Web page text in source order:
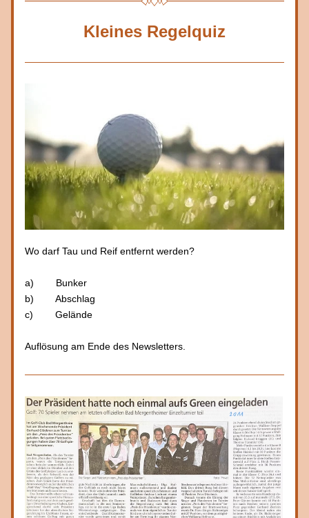
Kleines Regelquiz
Wo darf Tau und Reif entfernt werden?
a)
Bunker
b)
Abschlag
c)
Gelände
Auflösung am Ende des Newsletters.